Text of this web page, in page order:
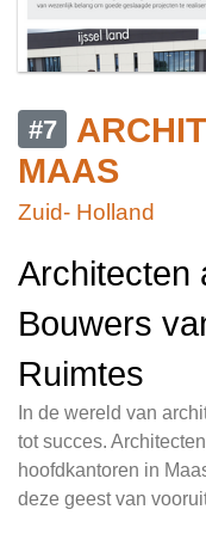
#7
MAAS
Zuid- Holland
Architecten
Bouwers
Ruimtes
In de wereld van
tot succes.
hoofdkantoren in
deze geest van